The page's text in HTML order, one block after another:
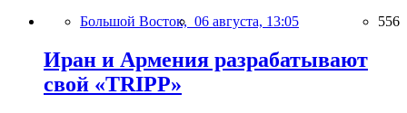
Большой Восток, 06 августа, 13:05 556
Иран и Армения разрабатывают
свой «TRIPP»